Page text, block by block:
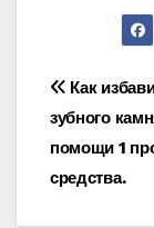
по
Как
зубного
помощи 1
средства.